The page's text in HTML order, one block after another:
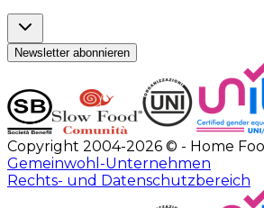
Newsletter abonnieren
Copyright 2004-2026 © - Home
Gemeinwohl-Unternehmen
Rechts- und Datenschutzbereich